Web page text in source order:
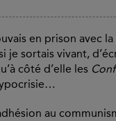
en prison avec
sortais vivant,
côté d’elle les
au